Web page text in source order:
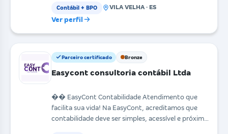
Contábil + BPO VILA VELHA · ES
Ver perfil
Parceiro certificado Bronze
Easycont consultoria contábil Ltda
�� EasyCont Contabilidade Atendimento que
facilita sua vida! Na EasyCont, acreditamos que
contabilidade deve ser simples, acessível e próxima